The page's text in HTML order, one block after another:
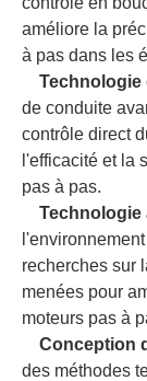
améliore la
à pas dans les
Technologie
de conduite
contrôle direct
l'efficacité et la
pas à pas.
Technologie
recherches sur
menées pour
moteurs pas à
Conception
des méthodes